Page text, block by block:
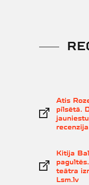
Atis
pilsētā.
Kitija
teātra
Lsm.lv